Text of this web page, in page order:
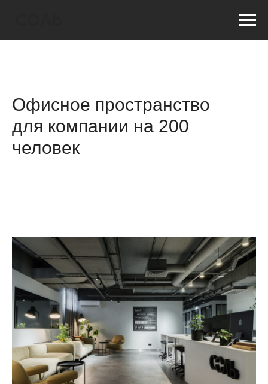
Офисное пространство
для компании на 200
человек